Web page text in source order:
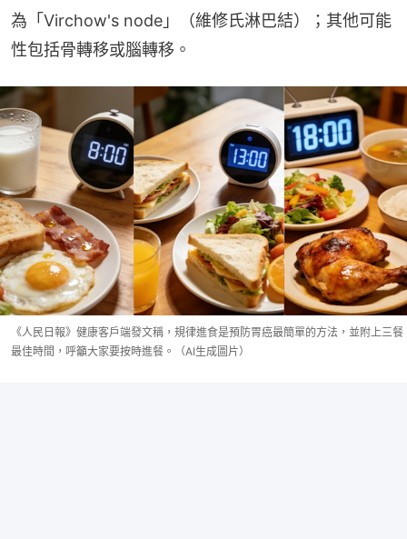
為「Virchow's node」（維修氏淋巴結）；其他可能
性包括骨轉移或腦轉移。
《人民日報》健康客戶端發文稱，規律進食是預防胃癌最簡單的方法，並附上三餐
最佳時間，呼籲大家要按時進餐。（AI生成圖片）